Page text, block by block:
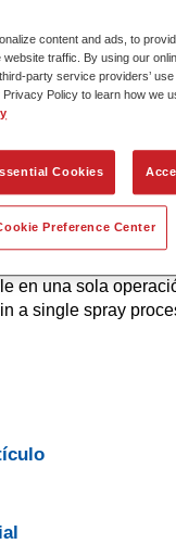
sencillas como
producto
de efecto con
de color.
de moteado.
de flujo.
en una sola
a single spray
content and ads, to
traffic. By using our
party service providers’
Policy to learn how we
Cookies
Preference Center